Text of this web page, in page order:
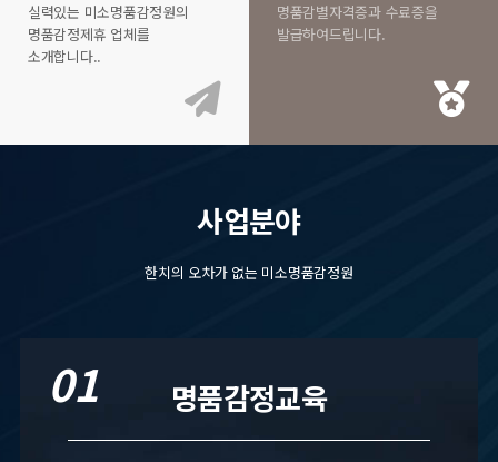
실력있는 미소명품감정원의
명품감정제휴 업체를
소개합니다..
명품감별자격증과 수료증을
발급하여드립니다.
사업분야
한치의 오차가 없는 미소명품감정원
01 명품감정교육